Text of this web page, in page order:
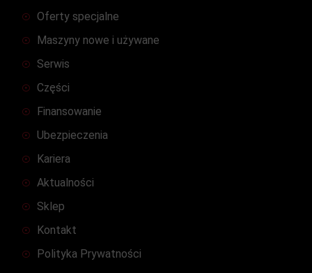
Oferty specjalne
Maszyny nowe i używane
Serwis
Części
Finansowanie
Ubezpieczenia
Kariera
Aktualności
Sklep
Kontakt
Polityka Prywatności